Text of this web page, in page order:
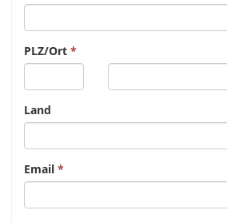
PLZ/Ort
Land
Email